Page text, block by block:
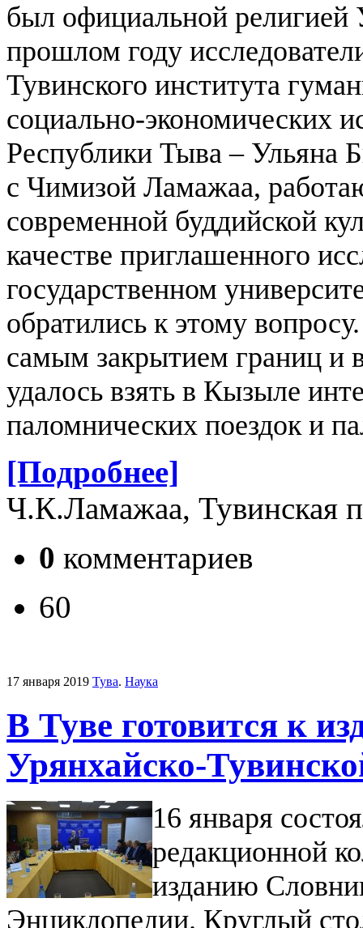
был официальной религией
прошлом году
Тувинского института
социально-экономических
Республики Тыва – Ульяна
с Чимизой Ламажаа,
современной буддийской
качестве приглашенного
государственном
обратились к этому
самым закрытием границ и
удалось взять в Кызыле
паломнических поездок и
[Подробнее]
Ч.К.Ламажаа, Тувинская
0 комментариев
60
17 января 2019 Тува. Наука
В Туве готовится к
Урянхайско-
16 января
редакционной
изданию
Энциклопедии. Круглый